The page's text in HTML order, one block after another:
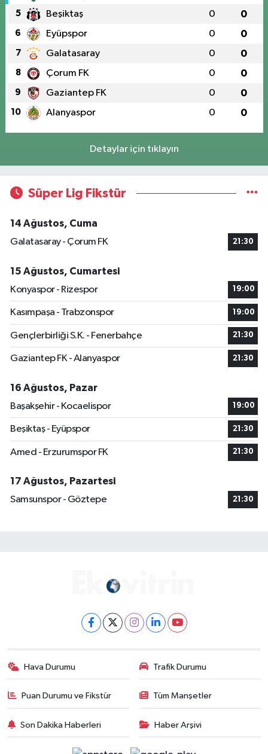
5 Beşiktaş 0 0
6 Eyüpspor 0 0
7 Galatasaray 0 0
8 Çorum FK 0 0
9 Gaziantep FK 0 0
10 Alanyaspor 0 0
Detaylar için tıklayın
Süper Lig Fikstür
14 Ağustos, Cuma
Galatasaray - Çorum FK
21:30
15 Ağustos, Cumartesi
Konyaspor - Rizespor
19:00
Kasımpaşa - Trabzonspor 19:00
Gençlerbirliği S.K. - Fenerbahçe 21:30
Gaziantep FK - Alanyaspor 21:30
16 Ağustos, Pazar
Başakşehir - Kocaelispor
19:00
Beşiktaş - Eyüpspor 21:30
Amed - Erzurumspor FK 21:30
17 Ağustos, Pazartesi
Samsunspor - Göztepe
21:30
Hava Durumu Trafik Durumu
Puan Durumu ve Fikstür Tüm Manşetler
Son Dakika Haberleri Haber Arşivi